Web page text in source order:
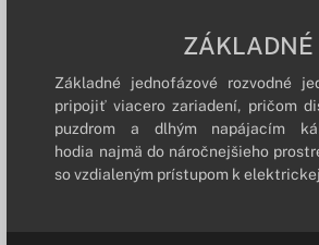
ZÁKLADNÉ
Základné jednofázové rozvodné
pripojiť viacero zariadení, pričom
puzdrom a dlhým napájacím
hodia najmä do náročnejšieho
so vzdialeným prístupom k